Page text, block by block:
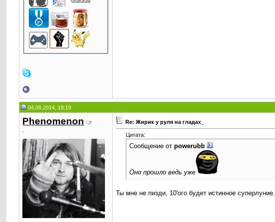
04.08.2014, 18:19
Phenomenоn Re: Жирик у руля на гладах_
Цитата:
Сообщение отpowerubb
Оно прошло ведь уже
Ты мне не пизди, 10'ого будет истинное суперлуние.